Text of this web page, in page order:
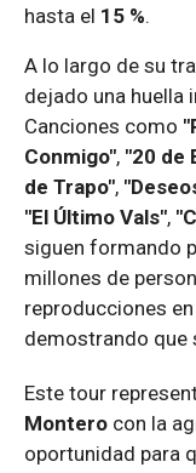
hasta el 15 %.
A lo largo de su
dejado una huella
Canciones como
Conmigo", "20 de
de Trapo",
"El Último Vals",
siguen formando
millones de
reproducciones
demostrando que
Este tour
Montero con la
oportunidad para